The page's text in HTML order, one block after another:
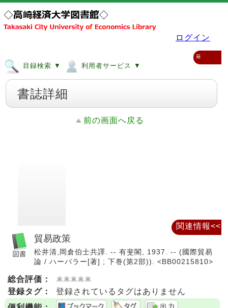
ログイン
目録検索 ▼ 利用者サービス ▼
≡
書誌詳細
前の画面へ戻る
貿易政策
松井清,岡倉伯士共譯. -- 有斐閣, 1937. -- (國際貿易
論 / ハーバラー[著] ; 下巻(第2部)). <BB00215810>
総合評価：
登録タグ：
登録されているタグはありません
関連情報<<